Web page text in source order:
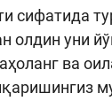
сифатида
олдин уни
ва